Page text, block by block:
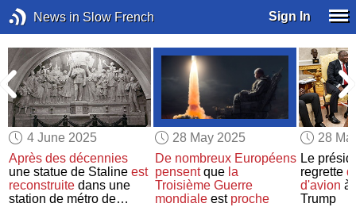
News in Slow French Sign In
4 June 2025
Après des décennies
une statue de Stalineest
reconstruite dans une
station de métro de
28 May 2025
De nombreux Européens
pensentque la
Troisième Guerre
mondialeest proche
28
Le
regrette
d'avion à
Trump